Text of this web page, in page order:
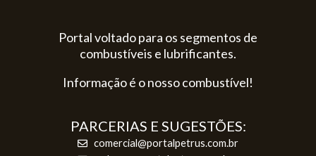
Portal voltado para os segmentos de
combustíveis e lubrificantes.
Informação é o nosso combustível!
PARCERIAS E SUGESTÕES:
comercial@portalpetrus.com.br